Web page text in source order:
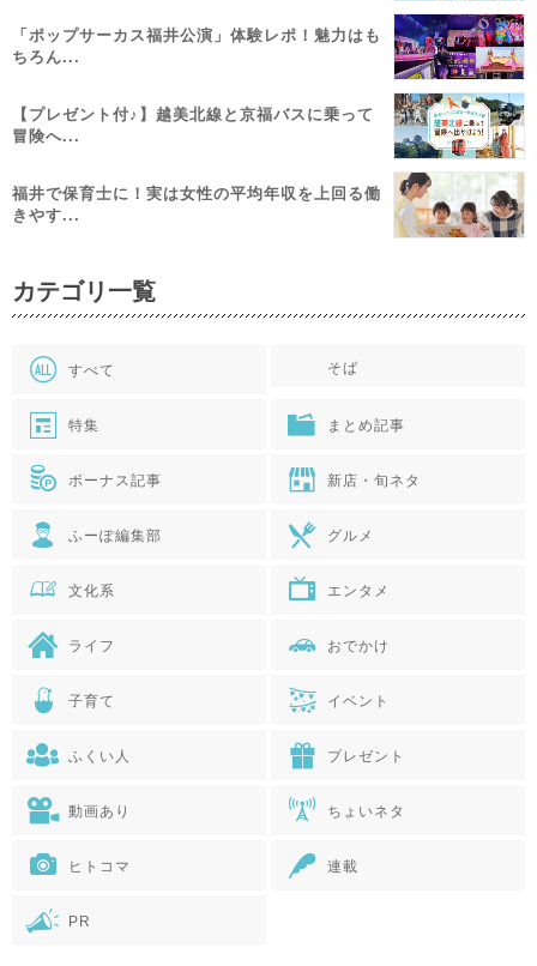
「ポップサーカス福井公演」体験レポ！魅力はも
ちろん...
【プレゼント付♪】越美北線と京福バスに乗って
冒険へ...
福井で保育士に！実は女性の平均年収を上回る働
きやす...
カテゴリ一覧
すべて そば
特集 まとめ記事
ボーナス記事 新店・旬ネタ
ふーぽ編集部 グルメ
文化系 エンタメ
ライフ おでかけ
子育て イベント
ふくい人 プレゼント
動画あり ちょいネタ
ヒトコマ 連載
PR